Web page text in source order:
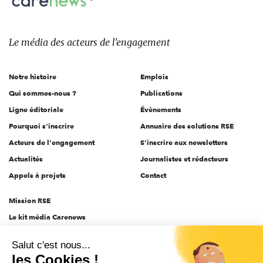
Le
des
l'engagement
Le média des acteurs de l'engagement
Notre histoire
Qui sommes-nous ?
Ligne éditoriale
Pourquoi s'inscrire
Acteurs de l'engagement
Actualités
Appels à projets
Emplois
Publications
Évènements
Annuaire des solutions RSE
S'inscrire aux newsletters
Journalistes et rédacteurs
Contact
Mission RSE
Le kit média Carenews
AEF info
Salut c'est nous...
les Cookies !